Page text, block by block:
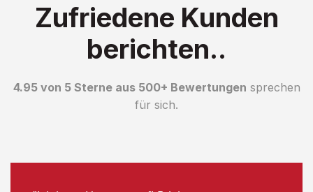
Zufriedene Kunden
berichten..
4.95 von 5 Sterne aus 500+ Bewertungen sprechen
für sich.